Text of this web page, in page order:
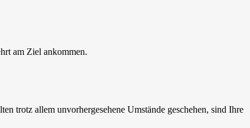
am Ziel ankommen.
trotz allem unvorhergesehene Umstände geschehen, sind Ihre